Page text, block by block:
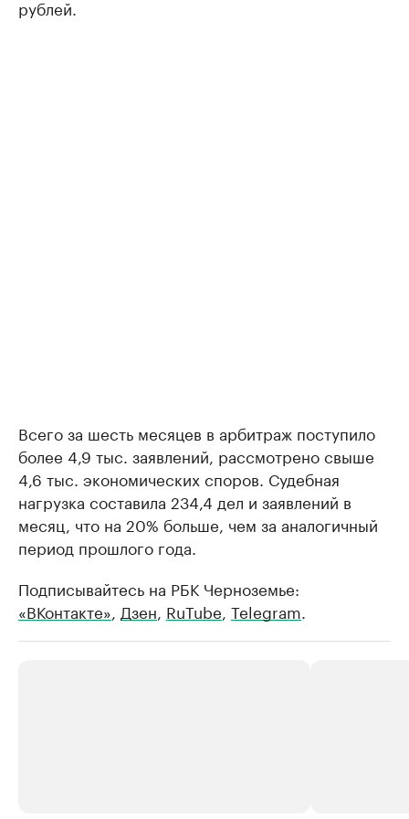
рублей.
Всего за шесть месяцев в арбитраж поступило
более 4,9 тыс. заявлений, рассмотрено свыше
4,6 тыс. экономических споров. Судебная
нагрузка составила 234,4 дел и заявлений в
месяц, что на 20% больше, чем за аналогичный
период прошлого года.
Подписывайтесь на РБК Черноземье:
«ВКонтакте», Дзен, RuTube, Telegram.